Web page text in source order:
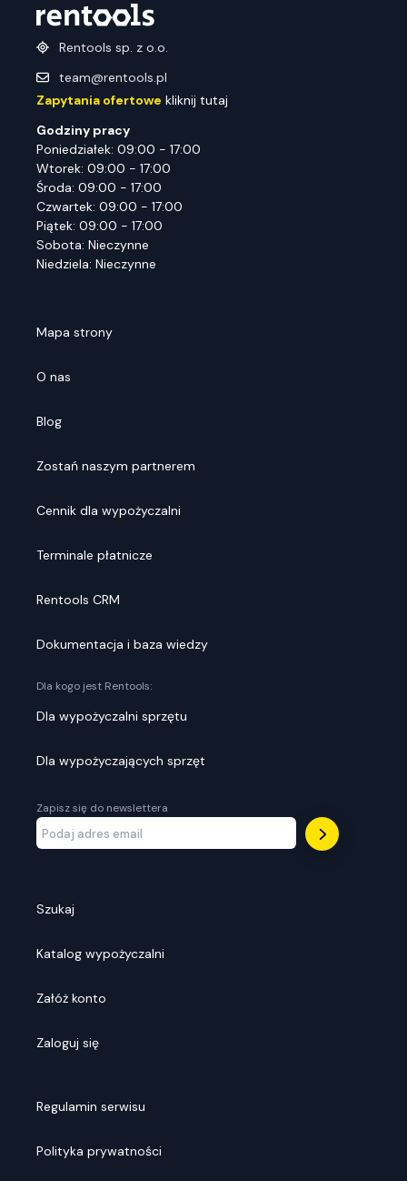
Rentools sp. z o.o.
team@rentools.pl
Zapytania ofertowe kliknij tutaj
Godziny pracy
Poniedziałek: 09:00 - 17:00
Wtorek: 09:00 - 17:00
Środa: 09:00 - 17:00
Czwartek: 09:00 - 17:00
Piątek: 09:00 - 17:00
Sobota: Nieczynne
Niedziela: Nieczynne
Mapa strony
O nas
Blog
Zostań naszym partnerem
Cennik dla wypożyczalni
Terminale płatnicze
Rentools CRM
Dokumentacja i baza wiedzy
Dla kogo jest Rentools:
Dla wypożyczalni sprzętu
Dla wypożyczających sprzęt
Zapisz się do newslettera
Szukaj
Katalog wypożyczalni
Załóż konto
Zaloguj się
Regulamin serwisu
Polityka prywatności